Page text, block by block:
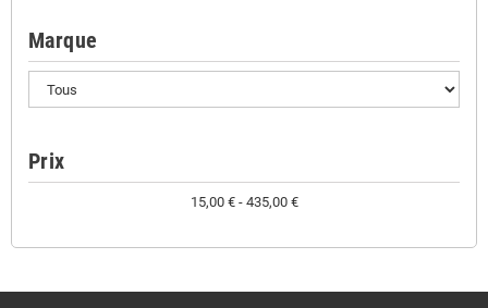
Marque
Prix
15,00 € - 435,00 €